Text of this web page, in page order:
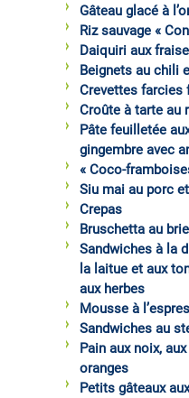
Gâteau glacé à
Riz sauvage «
Daiquiri aux
Beignets au chili
Crevettes farcies
Croûte à tarte au
Pâte feuilletée
gingembre avec
« Coco-
Siu mai au porc
Crepas
Bruschetta au
Sandwiches à la
la laitue et aux
aux herbes
Mousse à
Sandwiches au
Pain aux noix,
oranges
Petits gâteaux